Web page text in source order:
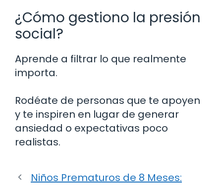
¿Cómo gestiono la presión
social?
Aprende a filtrar lo que realmente
importa.
Rodéate de personas que te apoyen
y te inspiren en lugar de generar
ansiedad o expectativas poco
realistas.
Niños Prematuros de 8 Meses: